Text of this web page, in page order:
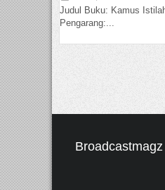
Judul Buku: Kamus
Pengarang:...